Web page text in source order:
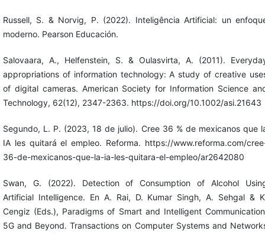
Russell, S. & Norvig, P. (2022). Inteligência Artificial: un
moderno. Pearson Educación.
Salovaara, A., Helfenstein, S. & Oulasvirta, A. (2011).
appropriations of information technology: A study of creative
of digital cameras. American Society for Information Science
Technology, 62(12), 2347-2363. https://doi.org/10.1002/asi.21643
Segundo, L. P. (2023, 18 de julio). Cree 36 % de mexicanos que
IA les quitará el empleo. Reforma. https://www.reforma.com/
36-de-mexicanos-que-la-ia-les-quitara-el-empleo/ar2642080
Swan, G. (2022). Detection of Consumption of Alcohol
Artificial Intelligence. En A. Rai, D. Kumar Singh, A. Sehgal &
Cengiz (Eds.), Paradigms of Smart and Intelligent
5G and Beyond. Transactions on Computer Systems and